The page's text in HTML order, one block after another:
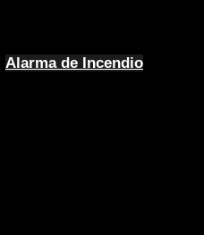
Alarma de Incendio